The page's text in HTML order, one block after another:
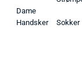
Dame
Handsker
Sokker